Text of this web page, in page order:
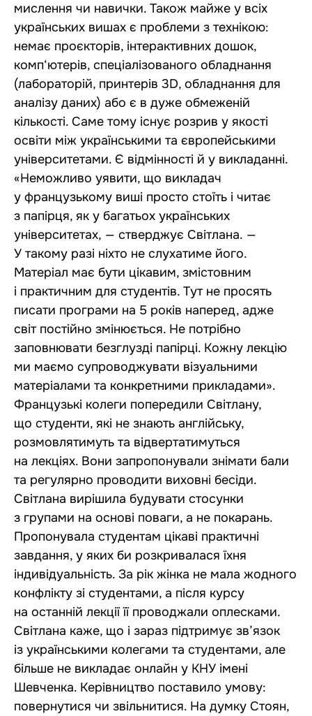
мислення чи навички. Також майже у всіх
українських вишах є проблеми з технікою:
немає проєкторів, інтерактивних дошок,
комп‘ютерів, спеціалізованого обладнання
(лабораторій, принтерів 3D, обладнання для
аналізу даних) або є в дуже обмеженій
кількості. Саме тому існує розрив у якості
освіти між українськими та європейськими
університетами. Є відмінності й у викладанні.
«Неможливо уявити, що викладач
у французькому виші просто стоїть і читає
з папірця, як у багатьох українських
університетах, — стверджує Світлана. —
У такому разі ніхто не слухатиме його.
Матеріал має бути цікавим, змістовним
і практичним для студентів. Тут не просять
писати програми на 5 років наперед, адже
світ постійно змінюється. Не потрібно
заповнювати безглузді папірці. Кожну лекцію
ми маємо супроводжувати візуальними
матеріалами та конкретними прикладами».
Французькі колеги попередили Світлану,
що студенти, які не знають англійську,
розмовлятимуть та відвертатимуться
на лекціях. Вони запропонували знімати бали
та регулярно проводити виховні бесіди.
Світлана вирішила будувати стосунки
з групами на основі поваги, а не покарань.
Пропонувала студентам цікаві практичні
завдання, у яких би розкривалася їхня
індивідуальність. За рік жінка не мала жодного
конфлікту зі студентами, а після курсу
на останній лекції її проводжали оплесками.
Світлана каже, що і зараз підтримує зв’язок
із українськими колегами та студентами, але
більше не викладає онлайн у КНУ імені
Шевченка. Керівництво поставило умову:
повернутися чи звільнитися. На думку Стоян,